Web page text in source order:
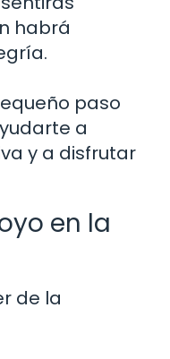
habrá
paso
a
y a disfrutar
en la
de la